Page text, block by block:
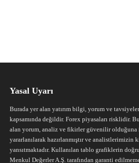
Yasal Uyarı
Burada yer alan yatırım bilgi, yorum ve tavsiyeleri
kapsamında değildir. Forex piyasaları risklidir.
alan yorum, analiz ve fikirler güvenilir olduğuna
yararlanılarak hazırlanmıştır ve analistlerimizin
yansıtmaktadır. Kullanılan tablo grafiklerin
Menkul Değerler A.Ş. tarafından garanti